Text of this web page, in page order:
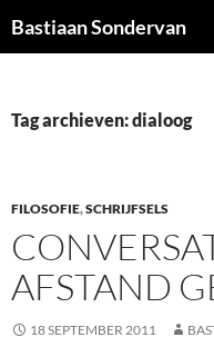
naar
Bastiaan Sondervan
Tag archieven: dialoog
FILOSOFIE,SCHRIJFSELS
AFSTAND
18 SEPTEMBER 2011